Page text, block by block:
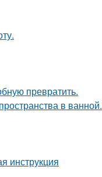
превратить.
в ванной.
инструкция